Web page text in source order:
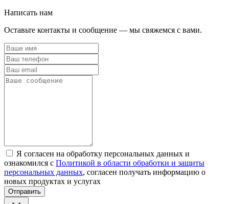
Написать нам
Оставьте контакты и сообщение — мы свяжемся с вами.
Я согласен на обработку персональных данных и
ознакомился с Политикой в области обработки и защиты
персональных данных, согласен получать информацию о
новых продуктах и услугах
Отправить